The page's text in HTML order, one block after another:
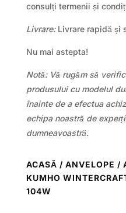
consulți termenii și
Livrare:Livrare rapidă și
Nu mai astepta!
Notă: Vă rugăm să
produsului cu modelul
înainte de a efectua
echipa noastră de
dumneavoastră.
ACASĂ / ANVELOPE /
KUMHO
104W